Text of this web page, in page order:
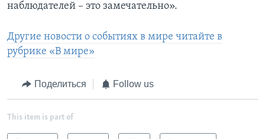
наблюдателей – это замечательно».
Другие новости о событиях в мире читайте в
рубрике «В мире»
Поделиться Follow us
This item is part of